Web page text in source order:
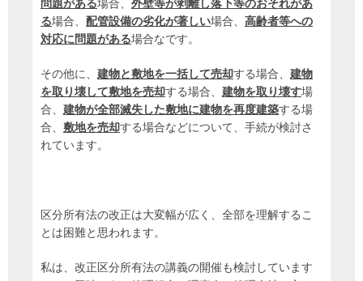
問題がある場合、 外壁等が剥離し落下等のおそれがあ
る場合、 配管設備の劣化が著しい場合、 高齢者等への
対応に問題がある場合なです。
その他に、 建物と敷地を一括して売却する場合、 建物
を取り壊して敷地を売却する場合、 建物を取り壊す場
合、 建物が全部滅失した敷地に建物を再度建築する場
合、 敷地を売却する場合などについて、手続が検討さ
れています。
区分所有法の改正は大変幅が広く、全部を理解するこ
とは困難と思われます。
私は、改正区分所有法の講義の開催も検討しています